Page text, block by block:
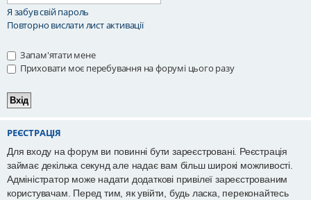
Я забув свій пароль
Повторно вислати лист активації
Запам'ятати мене
Приховати моє перебування на форумі цього разу
РЕЄСТРАЦІЯ
Для входу на форум ви повинні бути зареєстровані. Реєстрація
займає декілька секунд але надає вам більш широкі можливості.
Адміністратор може надати додаткові привілеї зареєстрованим
користувачам. Перед тим, як увійти, будь ласка, переконайтесь